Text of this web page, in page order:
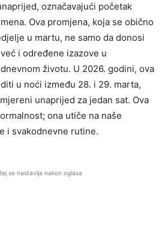
označavajući početak
Ova promjena, koja se obično
u martu, ne samo da donosi
i određene izazove u
životu. U 2026. godini, ova
u noći između 28. i 29. marta,
unaprijed za jedan sat. Ova
ona utiče na naše
i svakodnevne rutine.
se nastavlja nakon oglasa